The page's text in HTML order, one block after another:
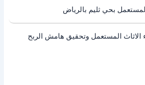
بحي ثليم بالرياض
الاثاث المستعمل وتحقيق هامش الربح